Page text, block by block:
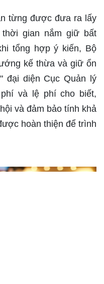
từng được đưa ra lấy
gian nắm giữ bất
tổng hợp ý kiến, Bộ
kế thừa và giữ ổn
đại diện Cục Quản lý
và lệ phí cho biết,
và đảm bảo tính khả
hoàn thiện để trình